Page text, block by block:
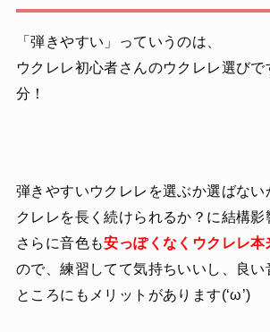
「弾きやすい」っていうのは、
ウクレレ初心者さんのウクレレ選びで
分！
弾きやすいウクレレを選ぶか選ばない
クレレを長く続けられるか？に結構影
さらに音色も安っぽくなくウクレレ
ので、練習してて気持ちいいし、良い
ところにもメリットがあります(‘ω’)